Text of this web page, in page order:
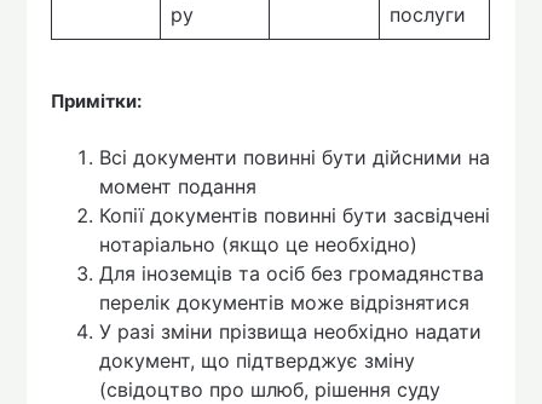
ру
послуги
Примітки:
Всі документи повинні бути дійсними на
момент подання
Копії документів повинні бути засвідчені
нотаріально (якщо це необхідно)
Для іноземців та осіб без громадянства
перелік документів може відрізнятися
У разі зміни прізвища необхідно надати
документ, що підтверджує зміну
(свідоцтво про шлюб, рішення суду